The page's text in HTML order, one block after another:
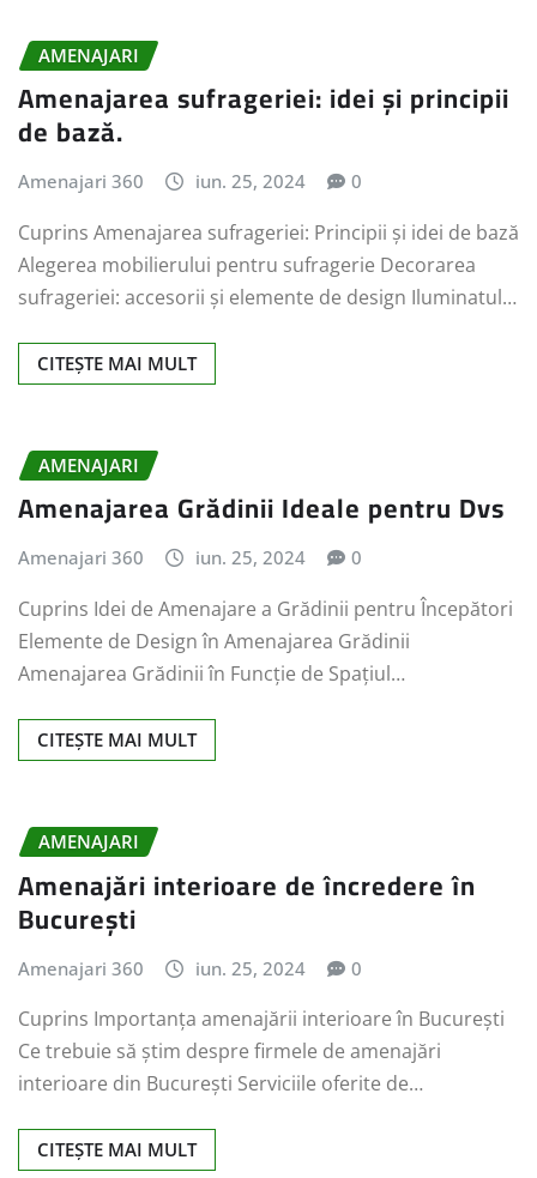
AMENAJARI
Amenajarea sufrageriei: idei și principii
de bază.
Amenajari 360 iun. 25, 2024 0
Cuprins Amenajarea sufrageriei: Principii și idei de bază
Alegerea mobilierului pentru sufragerie Decorarea
sufrageriei: accesorii și elemente de design Iluminatul…
CITEȘTE MAI MULT
AMENAJARI
Amenajarea Grădinii Ideale pentru Dvs
Amenajari 360 iun. 25, 2024 0
Cuprins Idei de Amenajare a Grădinii pentru Începători
Elemente de Design în Amenajarea Grădinii
Amenajarea Grădinii în Funcție de Spațiul…
CITEȘTE MAI MULT
AMENAJARI
Amenajări interioare de încredere în
București
Amenajari 360 iun. 25, 2024 0
Cuprins Importanța amenajării interioare în București
Ce trebuie să știm despre firmele de amenajări
interioare din București Serviciile oferite de…
CITEȘTE MAI MULT